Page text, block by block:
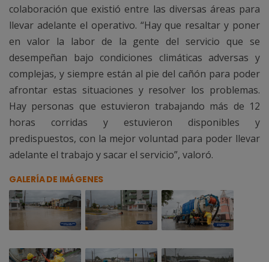
colaboración que existió entre las diversas áreas para
llevar adelante el operativo. “Hay que resaltar y poner
en valor la labor de la gente del servicio que se
desempeñan bajo condiciones climáticas adversas y
complejas, y siempre están al pie del cañón para poder
afrontar estas situaciones y resolver los problemas.
Hay personas que estuvieron trabajando más de 12
horas corridas y estuvieron disponibles y
predispuestos, con la mejor voluntad para poder llevar
adelante el trabajo y sacar el servicio”, valoró.
GALERÍA DE IMÁGENES